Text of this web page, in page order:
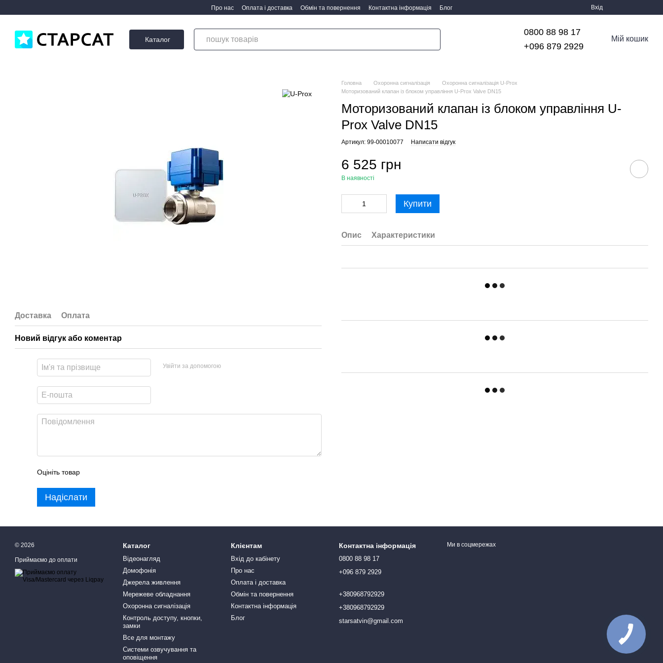
Про нас Оплата і доставка Обмін та повернення Контактна інформація Блог Вхід
Каталог
0800 88 98 17
+096 879 2929
Мій кошик
Доставка Оплата
Новий відгук або коментар
Увійти за допомогою
Оцініть товар
Надіслати
Головна Охоронна сигналізація
Охоронна сигналізація U-Prox
Моторизований клапан із блоком управління U-Prox Valve DN15
Моторизований клапан із блоком управління U-
Prox Valve DN15
Артикул: 99-00010077 Написати відгук
6 525 грн
В наявності
Купити
Опис Характеристики
© 2026
Приймаємо до оплати
Каталог
Відеонагляд
Домофонія
Джерела живлення
Мережеве обладнання
Охоронна сигналізація
Контроль доступу, кнопки,
замки
Все для монтажу
Системи озвучування та
оповіщення
Клієнтам
Вхід до кабінету
Про нас
Оплата і доставка
Обмін та повернення
Контактна інформація
Блог
Контактна інформація
0800 88 98 17
+096 879 2929
+380968792929
+380968792929
starsatvin@gmail.com
Ми в соцмережах